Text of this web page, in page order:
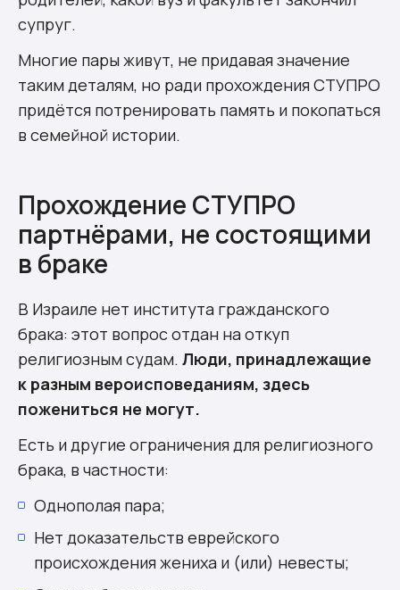
супруг.
Многие пары живут, не придавая значение
таким деталям, но ради прохождения СТУПРО
придётся потренировать память и покопаться
в семейной истории.
Прохождение СТУПРО
партнёрами, не состоящими
в браке
В Израиле нет института гражданского
брака: этот вопрос отдан на откуп
религиозным судам. Люди, принадлежащие
к разным вероисповеданиям, здесь
пожениться не могут.
Есть и другие ограничения для религиозного
брака, в частности:
Однополая пара;
Нет доказательств еврейского
происхождения жениха и (или) невесты;